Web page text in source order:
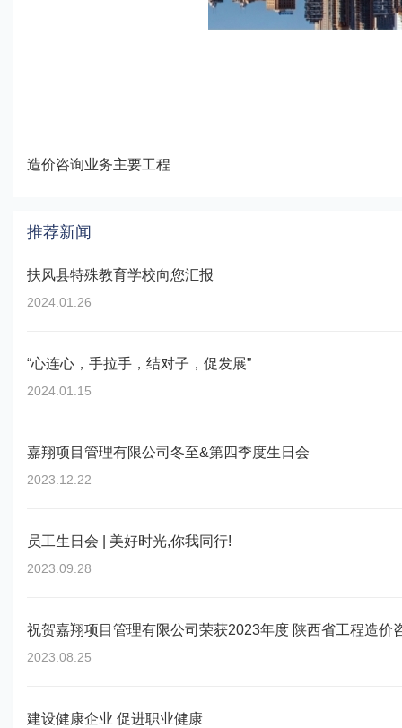
造价咨询业务主要工程
推荐新闻
扶风县特殊教育学校向您汇报
2024.01.26
“心连心，手拉手，结对子，促发展”
2024.01.15
嘉翔项目管理有限公司冬至&第四季度生日会
2023.12.22
员工生日会 | 美好时光,你我同行!
2023.09.28
祝贺嘉翔项目管理有限公司荣获2023年度 陕西省工程造价
2023.08.25
建设健康企业 促进职业健康